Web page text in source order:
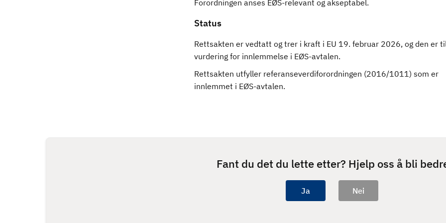
Forordningen anses EØS-relevant og akseptabel.
Status
Rettsakten er vedtatt og trer i kraft i EU 19. februar 2026, og den er
vurdering for innlemmelse i EØS-avtalen.
Rettsakten utfyller referanseverdiforordningen (2016/1011) som er
innlemmet i EØS-avtalen.
Fant du det du lette etter? Hjelp oss å bli